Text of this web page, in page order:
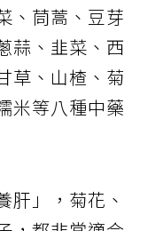
、茼蒿、豆芽
蒜、韭菜、西
草、山楂、菊
米等八種中藥
肝」，菊花、